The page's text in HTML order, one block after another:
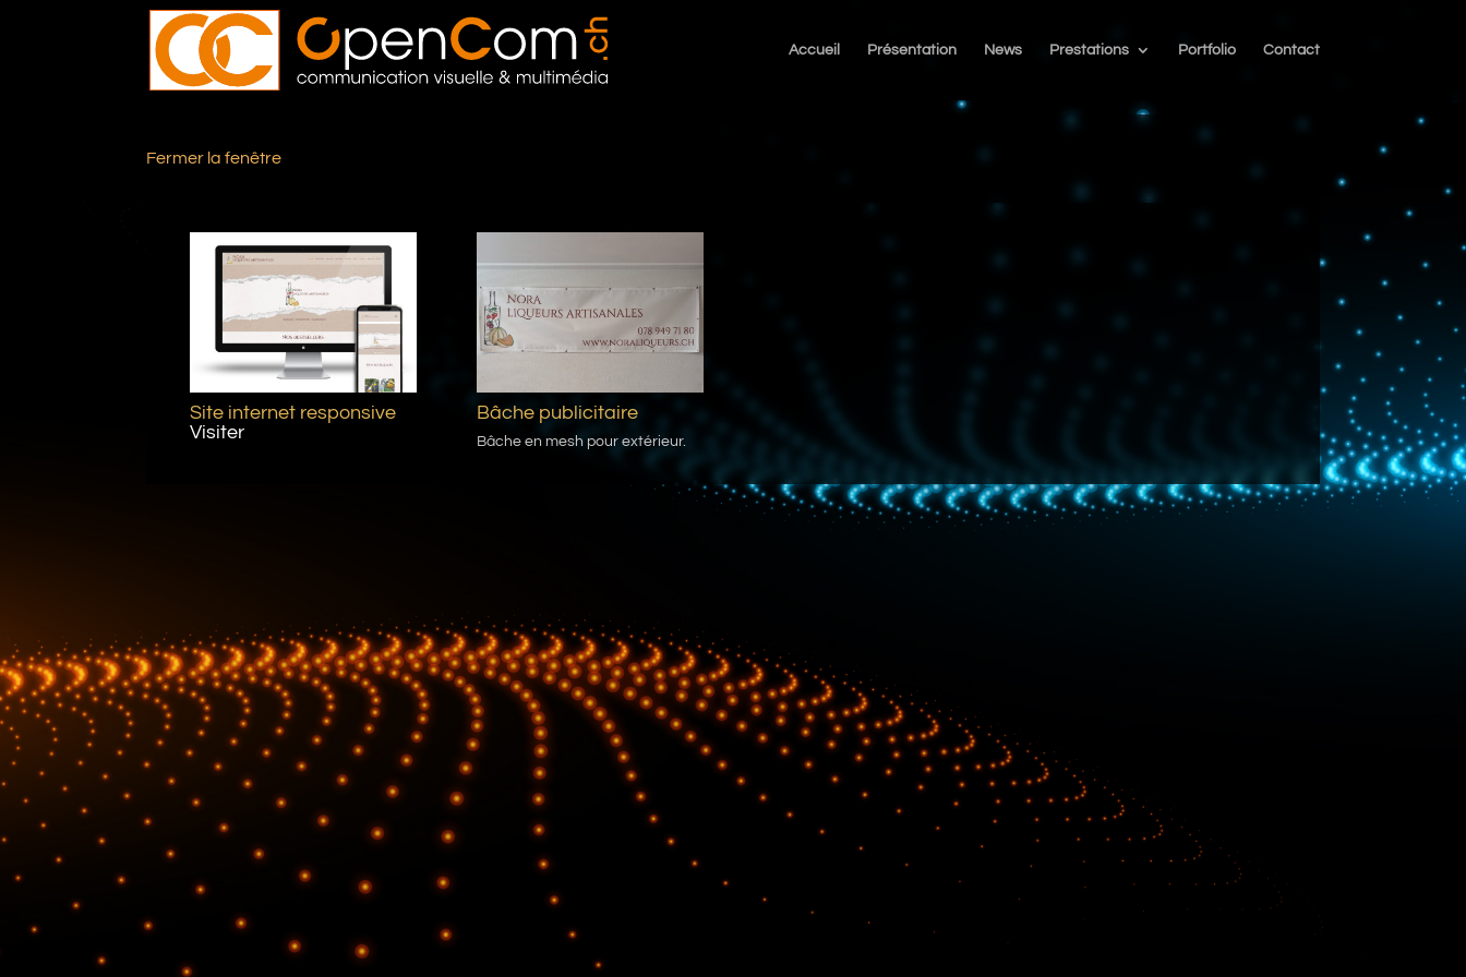
Accueil Présentation News Prestations Portfolio Contact
Fermer la fenêtre
Site internet responsive
Visiter
Bâche publicitaire
Bâche en mesh pour extérieur.